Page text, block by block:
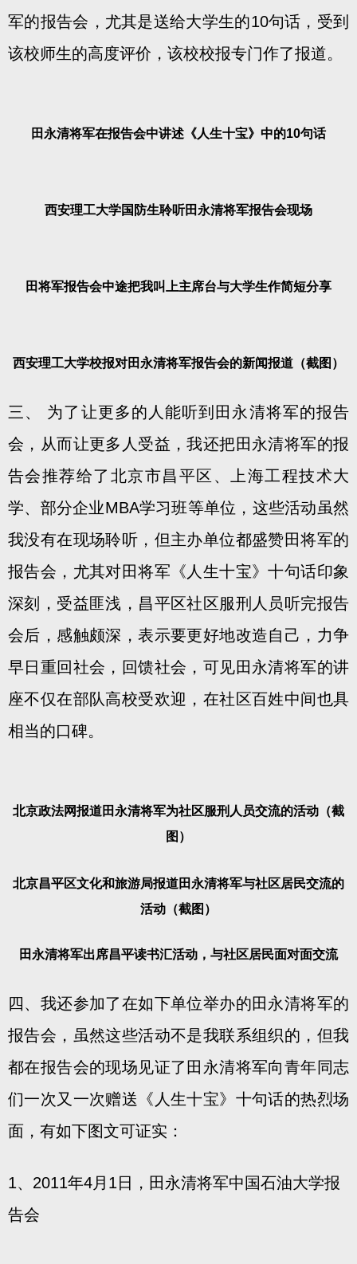
军的报告会，尤其是送给大学生的10句话，受到
该校师生的高度评价，该校校报专门作了报道。
田永清将军在报告会中讲述《人生十宝》中的10句话
西安理工大学国防生聆听田永清将军报告会现场
田将军报告会中途把我叫上主席台与大学生作简短分享
西安理工大学校报对田永清将军报告会的新闻报道（截图）
三、 为了让更多的人能听到田永清将军的报告
会，从而让更多人受益，我还把田永清将军的报
告会推荐给了北京市昌平区、上海工程技术大
学、部分企业MBA学习班等单位，这些活动虽然
我没有在现场聆听，但主办单位都盛赞田将军的
报告会，尤其对田将军《人生十宝》十句话印象
深刻，受益匪浅，昌平区社区服刑人员听完报告
会后，感触颇深，表示要更好地改造自己，力争
早日重回社会，回馈社会，可见田永清将军的讲
座不仅在部队高校受欢迎，在社区百姓中间也具
相当的口碑。
北京政法网报道田永清将军为社区服刑人员交流的活动（截
图）
北京昌平区文化和旅游局报道田永清将军与社区居民交流的
活动（截图）
田永清将军出席昌平读书汇活动，与社区居民面对面交流
四、我还参加了在如下单位举办的田永清将军的
报告会，虽然这些活动不是我联系组织的，但我
都在报告会的现场见证了田永清将军向青年同志
们一次又一次赠送《人生十宝》十句话的热烈场
面，有如下图文可证实：
1、2011年4月1日，田永清将军中国石油大学报
告会